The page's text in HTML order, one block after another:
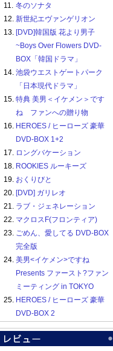
11. 冬のソナタ
12. 新世紀エヴァンゲリオン
13. [DVD]韓国版 花より男子
~Boys Over Flowers DVD-
BOX「韓国ドラマ」
14. 池袋ウエストゲートパーク
「日本現代ドラマ」
15. 特典 美男＜イケメン＞です
ね ファンへの贈り物
16. HEROES / ヒーローズ 豪華
DVD-BOX 1+2
17. ロングバケーション
18. ROOKIES ルーキーズ
19. おくりびと
20. [DVD] ガリレオ
21. ラブ・ジェネレーション
22. マクロスF(フロンティア)
23. ごめん、愛してる DVD-BOX
完全版
24. 美男<イケメン>ですね
Presents ファースト?ファン
ミーティング in TOKYO
25. HEROES / ヒーローズ 豪華
DVD-BOX 2